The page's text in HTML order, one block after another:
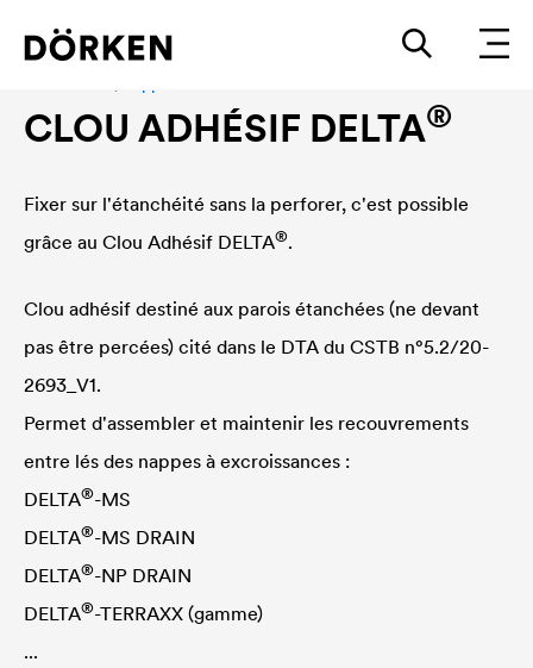
CLOU ADHÉSIF DELTA®
Fixer sur l'étanchéité sans la perforer, c'est possible
grâce au Clou Adhésif DELTA®.
Clou adhésif destiné aux parois étanchées (ne devant
pas être percées) cité dans le DTA du CSTB n°5.2/20-
2693_V1.
Permet d'assembler et maintenir les recouvrements
entre lés des nappes à excroissances :
DELTA®-MS
DELTA®-MS DRAIN
DELTA®-NP DRAIN
DELTA®-TERRAXX (gamme)
...